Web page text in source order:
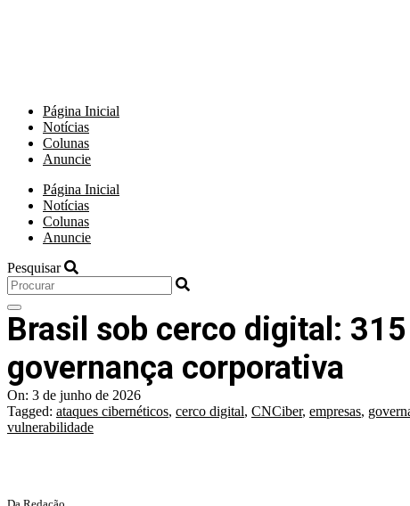
Página Inicial
Notícias
Colunas
Anuncie
Página Inicial
Notícias
Colunas
Anuncie
Pesquisar
Brasil sob cerco digital:
governança corporativa
On: 3 de junho de 2026
Tagged: ataques cibernéticos, cerco digital, CNCiber, empresas,
vulnerabilidade